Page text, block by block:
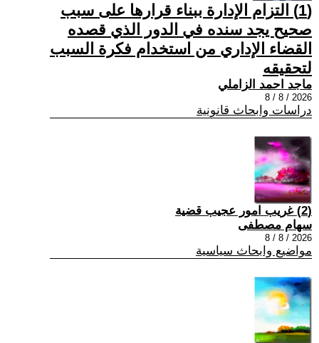
(1) التزام الإدارة ببناء قرارها على سبب
صحیح یجد سنده في الدور الذي قصده
القضاء الإداري من استخدام فكرة السبب
لتحقیقه
ماجد احمد الزاملي
2026 / 8 / 8
دراسات وابحاث قانونية
(2) غريب امور عجيب قضية
سهام مصطفى
2026 / 8 / 8
مواضيع وابحاث سياسية